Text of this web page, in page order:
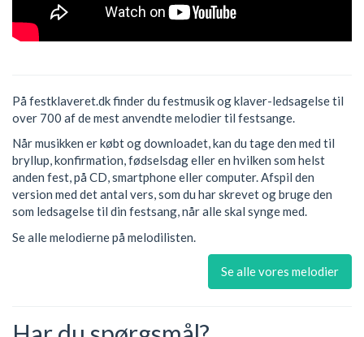
På festklaveret.dk finder du festmusik og klaver-ledsagelse til
over 700 af de mest anvendte melodier til festsange.
Når musikken er købt og downloadet, kan du tage den med til
bryllup, konfirmation, fødselsdag eller en hvilken som helst
anden fest, på CD, smartphone eller computer. Afspil den
version med det antal vers, som du har skrevet og bruge den
som ledsagelse til din festsang, når alle skal synge med.
Se alle melodierne på melodilisten.
Se alle vores melodier